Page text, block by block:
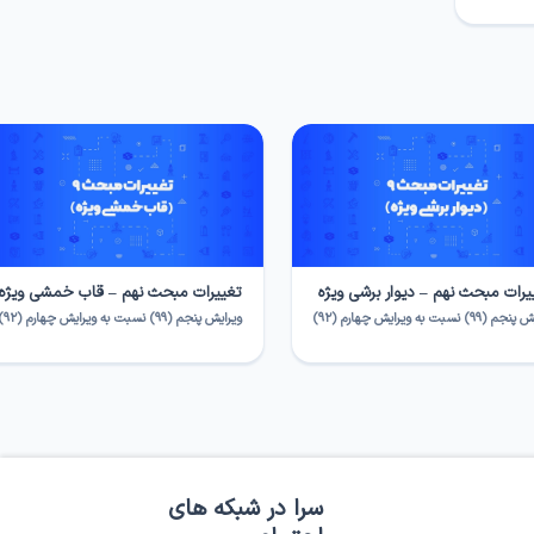
مبحث نهم – دیوار برشی ویژه
نسبت به ویرایش چهارم (۹۲)
تغییرات مبحث نهم – قاب خمشی ویژه
ویرایش پنجم (۹۹) نسبت به ویرایش چهارم (۹۲)
سرا در شبکه های